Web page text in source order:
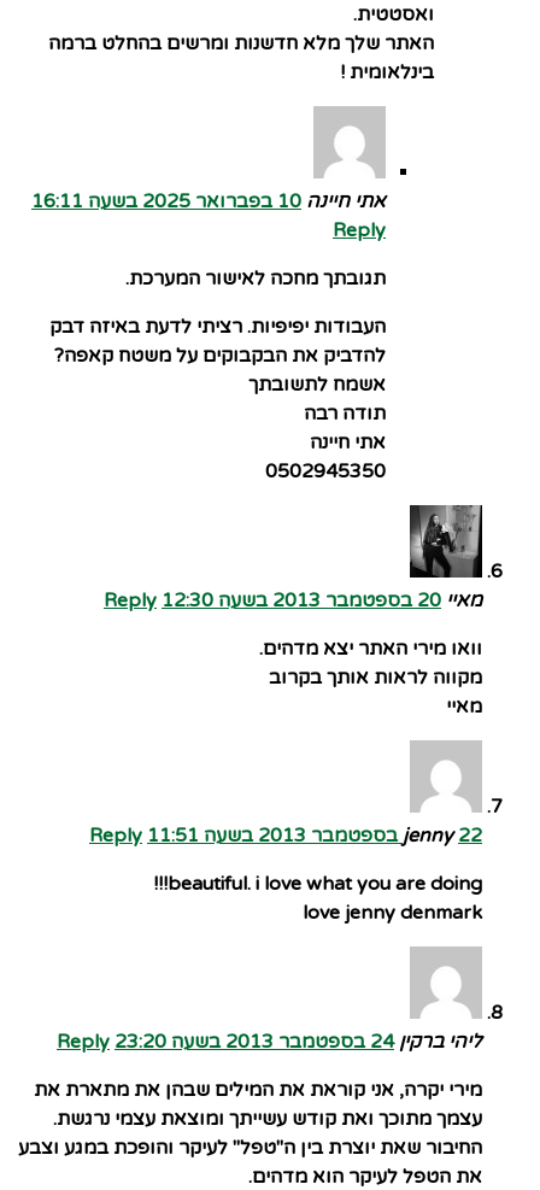
ואסטטית.
האתר שלך מלא חדשנות ומרשים בהחלט ברמה
בינלאומית !
אתי חיינה 10 בפברואר 2025 בשעה 16:11
Reply
תגובתך מחכה לאישור המערכת.
העבודות יפיפיות. רציתי לדעת באיזה דבק
להדביק את הבקבוקים על משטח קאפה?
אשמח לתשובתך
תודה רבה
אתי חיינה
0502945350
מאיי 20 בספטמבר 2013 בשעה 12:30
Reply
וואו מירי האתר יצא מדהים.
מקווה לראות אותך בקרוב
מאיי
jenny 22 בספטמבר 2013 בשעה 11:51
Reply
beautiful. i love what you are doing!!!
love jenny denmark
ליהי ברקין 24 בספטמבר 2013 בשעה 23:20
Reply
מירי יקרה, אני קוראת את המילים שבהן את מתארת את
עצמך מתוכך ואת קודש עשייתך ומוצאת עצמי נרגשת.
החיבור שאת יוצרת בין ה"טפל" לעיקר והופכת במגע וצבע
את הטפל לעיקר הוא מדהים.